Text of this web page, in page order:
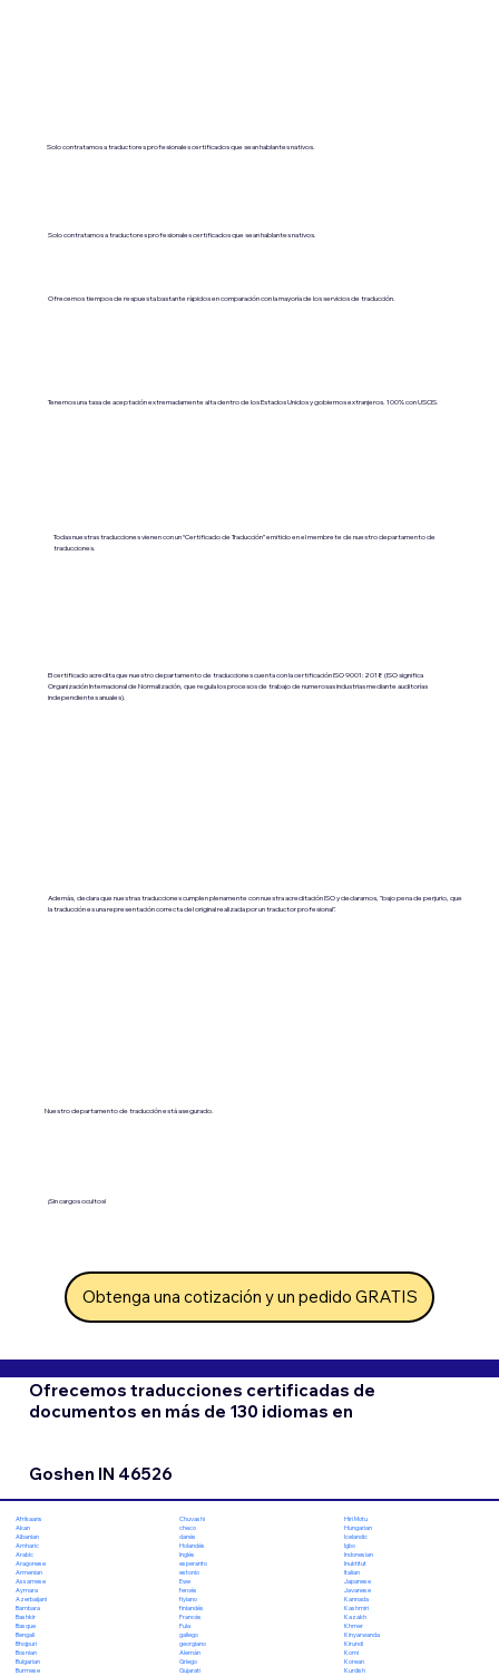
Solo contratamos a traductores profesionales certificados que sean hablantes nativos.
Solo contratamos a traductores profesionales certificados que sean hablantes nativos.
Ofrecemos tiempos de respuesta bastante rápidos en comparación con la mayoría de los servicios de traducción.
Tenemos una tasa de aceptación extremadamente alta dentro de los Estados Unidos y gobiernos extranjeros. 100% con USCIS.
Todas nuestras traducciones vienen con un “Certificado de Traducción” emitido en el membrete de nuestro departamento de
traducciones.
El certificado acredita que nuestro departamento de traducciones cuenta con la certificación ISO 9001:2018 (ISO significa
Organización Internacional de Normalización, que regula los procesos de trabajo de numerosas industrias mediante auditorías
independientes anuales).
Además, declara que nuestras traducciones cumplen plenamente con nuestra acreditación ISO y declaramos, "bajo pena de perjurio, que
la traducción es una representación correcta del original realizada por un traductor profesional".
Nuestro departamento de traducción está asegurado.
¡Sin cargos ocultos!
Obtenga una cotización y un pedido GRATIS
Ofrecemos traducciones certificadas de
documentos en más de 130 idiomas en
Goshen IN 46526
Afrikaans
Akan
Albanian
Amharic
Arabic
Aragonese
Armenian
Assamese
Aymara
Azerbaijani
Bambara
Bashkir
Basque
Bengali
Bhojpuri
Bosnian
Bulgarian
Burmese
Chuvashi
checo
danés
Holandés
Inglés
esperanto
estonio
Ewe
feroés
fiyiano
finlandés
Francés
Fula
gallego
georgiano
Alemán
Griego
Gujarati
Hiri Motu
Hungarian
Icelandic
Igbo
Indonesian
Inuktitut
Italian
Japanese
Javanese
Kannada
Kashmiri
Kazakh
Khmer
Kinyarwanda
Kirundi
Komi
Korean
Kurdish